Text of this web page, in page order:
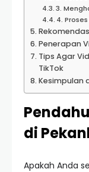
3.
4.
Penerapan
Tips Agar
TikTok
Kesimpulan
di
Apakah Anda